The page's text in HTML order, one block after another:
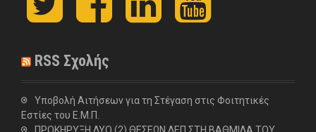
i
e
r
c
o
n
I
u
e
RSS Σχολής
Υποβολή Αιτήσεων για τη Στέγαση στις Φοιτητικές
Εστίες του Ε.Μ.Π.